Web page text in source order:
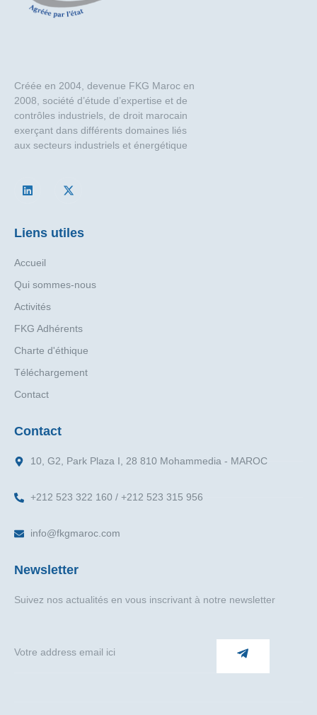
Créée en 2004, devenue FKG Maroc en
2008, société d’étude d’expertise et de
contrôles industriels, de droit marocain
exerçant dans différents domaines liés
aux secteurs industriels et énergétique
Liens utiles
Accueil
Qui sommes-nous
Activités
FKG Adhérents
Charte d'éthique
Téléchargement
Contact
Contact
10, G2, Park Plaza I, 28 810 Mohammedia - MAROC
+212 523 322 160 / +212 523 315 956
info@fkgmaroc.com
Newsletter
Suivez nos actualités en vous inscrivant à notre newsletter